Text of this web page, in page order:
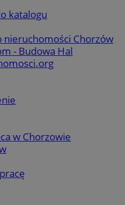
katalogu
nieruchomości Chorzów
- Budowa Hal
w Chorzowie